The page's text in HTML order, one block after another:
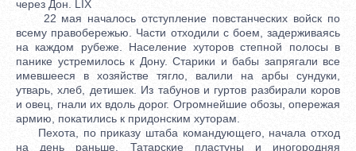
через Дон. LIX
22 мая началось отступление повстанческих войск по
всему правобережью. Части отходили с боем, задерживаясь
на каждом рубеже. Население хуторов степной полосы в
панике устремилось к Дону. Старики и бабы запрягали все
имевшееся в хозяйстве тягло, валили на арбы сундуки,
утварь, хлеб, детишек. Из табунов и гуртов разбирали коров
и овец, гнали их вдоль дорог. Огромнейшие обозы, опережая
армию, покатились к придонским хуторам.
Пехота, по приказу штаба командующего, начала отход
на день раньше. Татарские пластуны и иногородняя